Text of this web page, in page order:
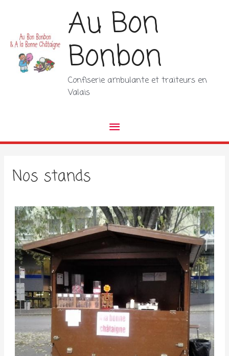
contenu
Au Bon
Bonbon
Confiserie ambulante et traiteurs en
Valais
Menu
principal
Nos stands